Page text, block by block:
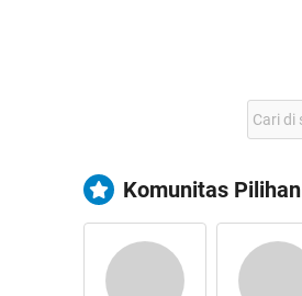
Komunitas Pilihan